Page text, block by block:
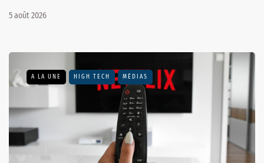
5 août 2026
A LA UNE HIGH TECH MÉDIAS